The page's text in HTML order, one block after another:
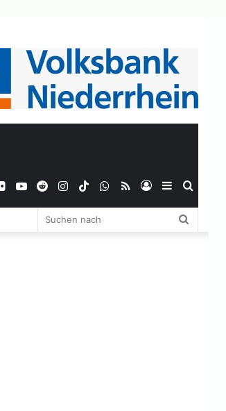
Sidebar
Anmelden
RSS
WhatsApp
TikTok
Instagram
Reddit
YouTube
Flickr